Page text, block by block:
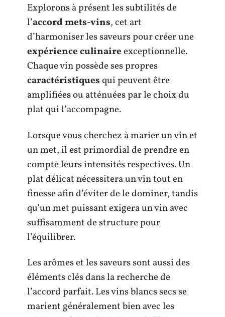
Explorons à présent les subtilités de
l’accord mets-vins, cet art
d’harmoniser les saveurs pour créer une
expérience culinaireexceptionnelle.
Chaque vin possède ses propres
caractéristiquesqui peuvent être
amplifiées ou atténuées par le choix du
plat qui l’accompagne.
Lorsque vous cherchez à marier un vin et
un met, il est primordial de prendre en
compte leurs intensités respectives. Un
plat délicat nécessitera un vin tout en
finesse afin d’éviter de le dominer, tandis
qu’un met puissant exigera un vin avec
suffisamment de structure pour
l’équilibrer.
Les arômes et les saveurs sont aussi des
éléments clés dans la recherche de
l’accord parfait. Les vins blancs secs se
marient généralement bien avec les